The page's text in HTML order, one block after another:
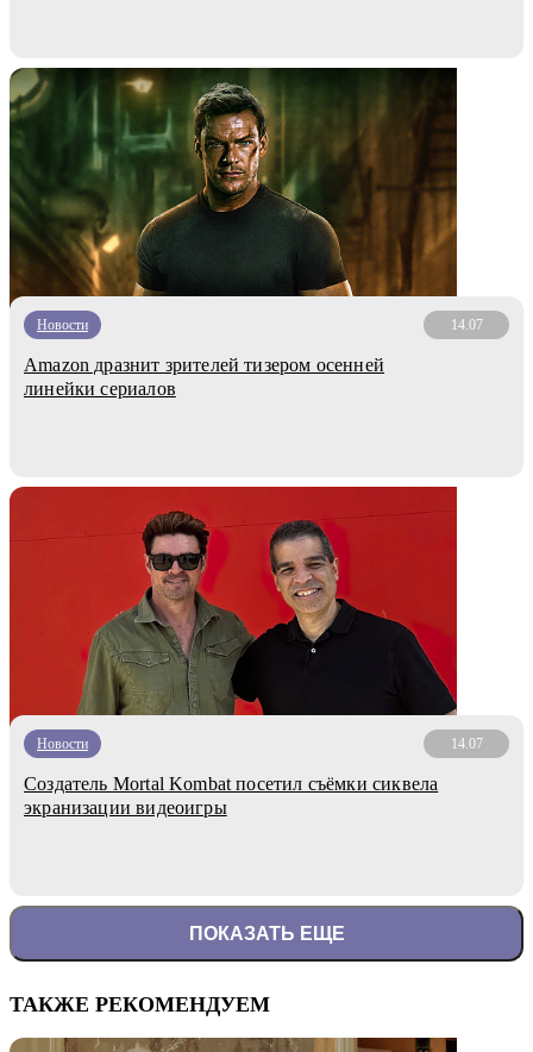
Новости 14.07
Amazon дразнит зрителей тизером осенней
линейки сериалов
Новости 14.07
Создатель Mortal Kombat посетил съёмки сиквела
экранизации видеоигры
ПОКАЗАТЬ ЕЩЕ
ТАКЖЕ РЕКОМЕНДУЕМ